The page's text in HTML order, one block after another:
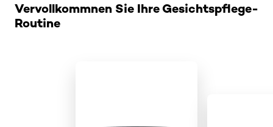
Vervollkommnen Sie Ihre Gesichtspflege-
Routine